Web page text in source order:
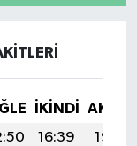
İKINDI
16:39
19:59